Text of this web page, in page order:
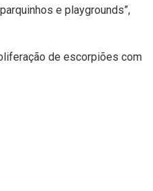
e playgrounds”,
de escorpiões com